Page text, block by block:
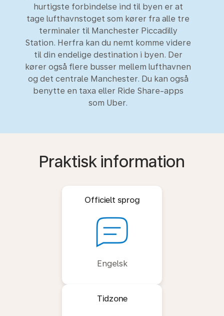
hurtigste forbindelse ind til byen er at
tage lufthavnstoget som kører fra alle tre
terminaler til Manchester Piccadilly
Station. Herfra kan du nemt komme videre
til din endelige destination i byen. Der
kører også flere busser mellem lufthavnen
og det centrale Manchester. Du kan også
benytte en taxa eller Ride Share-apps
som Uber.
Praktisk information
Officielt sprog
Engelsk
Tidzone